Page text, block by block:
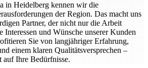
in Heidelberg kennen wir die
der Region. Das macht uns
Partner, der nicht nur die Arbeit
Interessen und Wünsche unserer Kunden
Sie von langjähriger Erfahrung,
einem klaren Qualitätsversprechen –
auf Ihre Bedürfnisse.